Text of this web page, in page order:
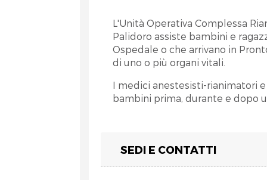
L'Unità Operativa Complessa
Palidoro assiste bambini e
Ospedale o che arrivano in
di uno o più organi vitali.
I medici anestesisti-rianimatori
bambini prima, durante e dopo
SEDI E CONTATTI